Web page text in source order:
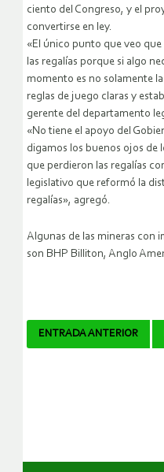
ciento del Congreso, y el
convertirse en ley.
«El único punto que veo
las regalías porque si algo
momento es no solamente
reglas de juego claras y
gerente del departamento
«No tiene el apoyo del
digamos los buenos ojos de
que perdieron las regalías
legislativo que reformó la
regalías», agregó.
Algunas de las mineras con
son BHP Billiton, Anglo
Navegador
ENTRADA ANTERIOR